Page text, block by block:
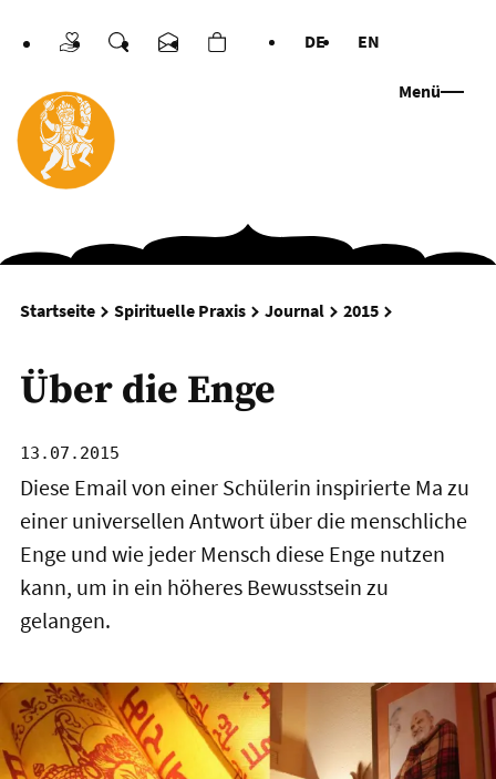
SpendenSucheKontaktWarenkorb
Sprachen DE EN
Menü
Startseite Spirituelle Praxis Journal 2015
Über die Enge
13.07.2015
Diese Email von einer Schülerin inspirierte Ma zu
einer universellen Antwort über die menschliche
Enge und wie jeder Mensch diese Enge nutzen
kann, um in ein höheres Bewusstsein zu
gelangen.